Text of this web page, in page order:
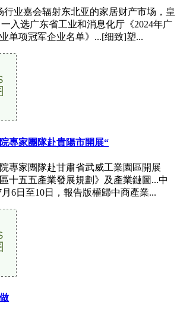
行业嘉会辐射东北亚的家居财产市场，皇
入选广东省工业和消息化厅《2024年广
单项冠军企业名单》...[细致]塑...
專家團隊赴貴陽市開展“
專家團隊赴甘肅省武威工業園區開展
十五五產業發展規劃》及產業鏈圖...中
6日至10日，報告版權歸中商產業...